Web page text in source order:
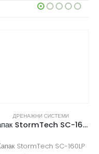
ДРЕНАЖНИ СИСТЕМИ
Капак StormTech SC-160LP
StormTech SC-160LP